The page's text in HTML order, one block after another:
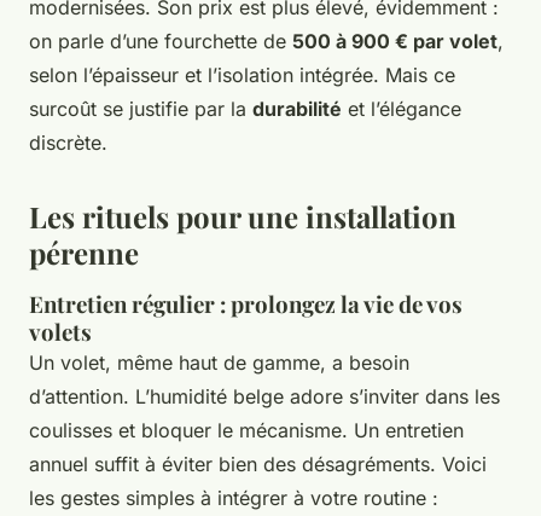
modernisées. Son prix est plus élevé, évidemment :
on parle d’une fourchette de 500 à 900 € par volet,
selon l’épaisseur et l’isolation intégrée. Mais ce
surcoût se justifie par la durabilité et l’élégance
discrète.
Les rituels pour une installation
pérenne
Entretien régulier : prolongez la vie de vos
volets
Un volet, même haut de gamme, a besoin
d’attention. L’humidité belge adore s’inviter dans les
coulisses et bloquer le mécanisme. Un entretien
annuel suffit à éviter bien des désagréments. Voici
les gestes simples à intégrer à votre routine :